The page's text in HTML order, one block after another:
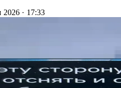
2026 · 17:33